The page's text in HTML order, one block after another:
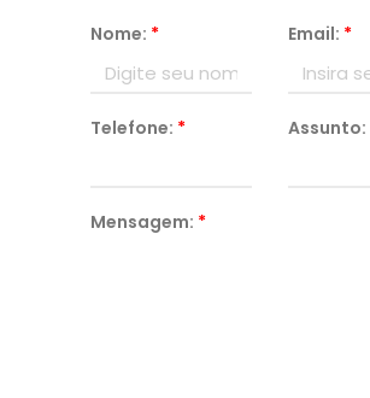
Nome: * Email: *
Telefone: * Assunto:
Mensagem: *